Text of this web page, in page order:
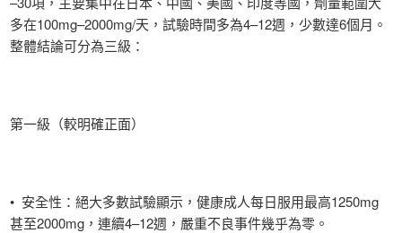
多在100mg–2000mg/天，試驗時間多為4–12週，少數達6個月。
整體結論可分為三級：
第一級（較明確正面）
• 安全性：絕大多數試驗顯示，健康成人每日服用最高1250mg
甚至2000mg，連續4–12週，嚴重不良事件幾乎為零。